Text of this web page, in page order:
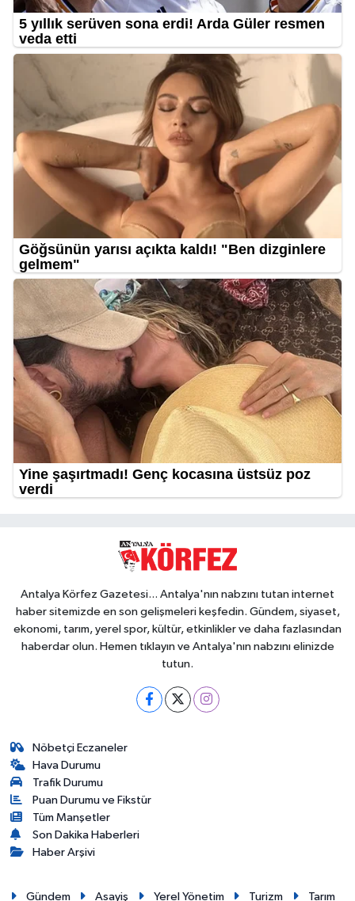
Antalya Körfez Gazetesi... Antalya'nın nabzını tutan internet
haber sitemizde en son gelişmeleri keşfedin. Gündem, siyaset,
ekonomi, tarım, yerel spor, kültür, etkinlikler ve daha fazlasından
haberdar olun. Hemen tıklayın ve Antalya'nın nabzını elinizde
tutun.
Nöbetçi Eczaneler
Hava Durumu
Trafik Durumu
Puan Durumu ve Fikstür
Tüm Manşetler
Son Dakika Haberleri
Haber Arşivi
Gündem Asayiş Yerel Yönetim Turizm Tarım